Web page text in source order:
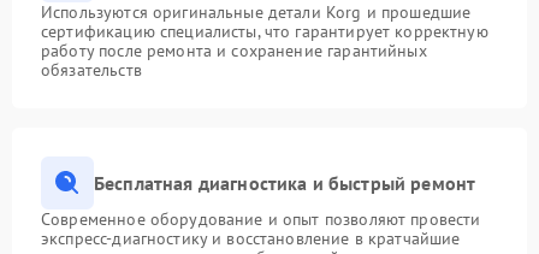
Используются оригинальные детали Korg и прошедшие
сертификацию специалисты, что гарантирует корректную
работу после ремонта и сохранение гарантийных
обязательств
Бесплатная диагностика и быстрый ремонт
Современное оборудование и опыт позволяют провести
экспресс-диагностику и восстановление в кратчайшие